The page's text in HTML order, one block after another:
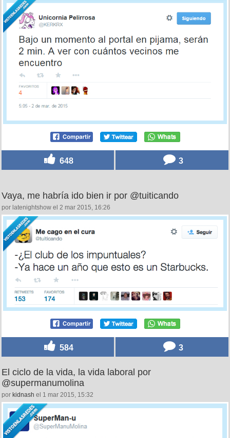
648 3
Vaya, me habría ido bien ir por @tuiticando
por latenightshow el 2 mar 2015, 16:26
584 3
El ciclo de la vida, la vida laboral por
@supermanumolina
por kidnash el 1 mar 2015, 15:32